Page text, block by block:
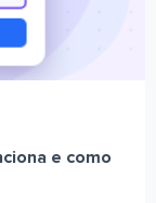
e como